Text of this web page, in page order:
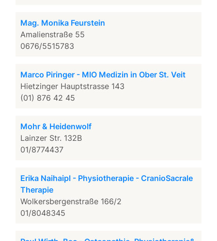
Mag. Monika Feurstein
Amalienstraße 55
0676/5515783
Marco Piringer - MIO Medizin in Ober St. Veit
Hietzinger Hauptstrasse 143
(01) 876 42 45
Mohr & Heidenwolf
Lainzer Str. 132B
01/8774437
Erika Naihaipl - Physiotherapie - CranioSacrale
Therapie
Wolkersbergenstraße 166/2
01/8048345